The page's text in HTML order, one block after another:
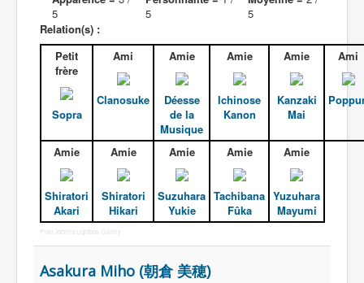
Activité
All
H
5
5
5
Relation(s) :
Petit
frère
Sopra
Ami
Clanosuke
Amie
Déesse
de la
Musique
Amie
Ichinose
Kanon
Amie
Kanzaki
Mai
Ami
Amie
Shiratori
Akari
Amie
Shiratori
Hikari
Amie
Suzuhara
Yukie
Amie
Tachibana
Fûka
Amie
Yuzuhara
Mayumi
Free Joomla Lightbox Gallery
Asakura Miho (朝倉 美穂)